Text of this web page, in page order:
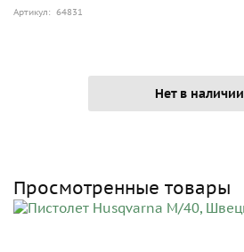
Артикул: 64831
Нет в наличии
Просмотренные товары